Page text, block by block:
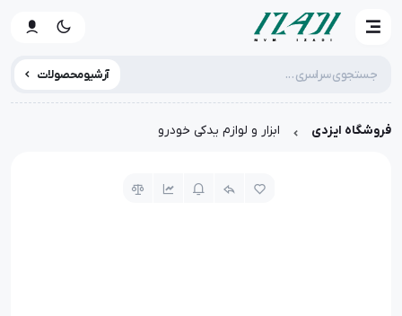
آرشیو محصولات
فروشگاه ایزدی ابزار و لوازم یدکی خودرو